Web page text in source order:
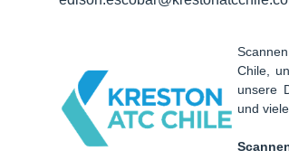
Chile,
unsere
und